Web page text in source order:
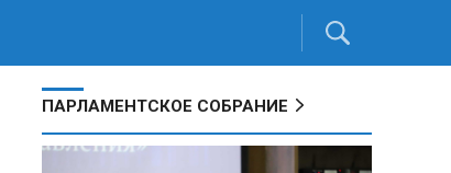
ПАРЛАМЕНТСКОЕ СОБРАНИЕ